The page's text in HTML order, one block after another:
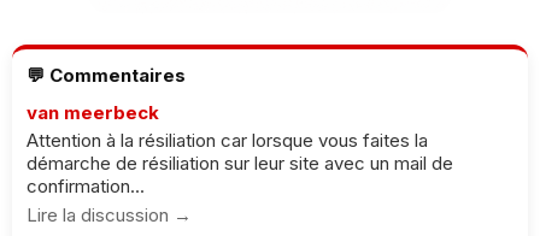
💬 Commentaires
van meerbeck
Attention à la résiliation car lorsque vous faites la
démarche de résiliation sur leur site avec un mail de
confirmation...
Lire la discussion →